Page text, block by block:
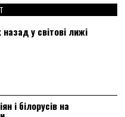
у світові лижі
і білорусів на